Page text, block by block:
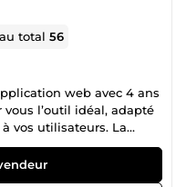
total56
web avec 4 ans
l’outil idéal, adapté
vos utilisateurs. La
à votre organisation.
pour créer les
pour vous. Je met